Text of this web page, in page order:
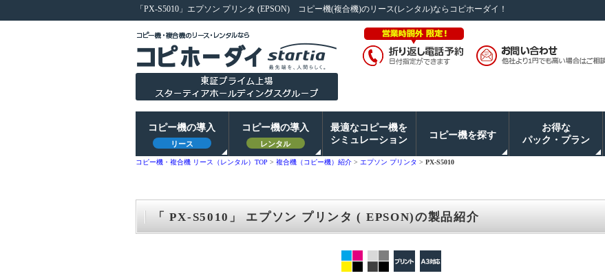
「PX-S5010」エプソン プリンタ (EPSON) コピー機(複合機)のリース(レンタル)ならコピホーダイ！
コピー機の導入
リース
コピー機の導入
レンタル
最適なコピー機を
シミュレーション
コピー機を探す
お得な
パック・プラン
コピー機・複合機 リース（レンタル）TOP > 複合機（コピー機）紹介 > エプソン プリンタ > PX-S5010
「 PX-S5010」 エプソン プリンタ ( EPSON)の製品紹介